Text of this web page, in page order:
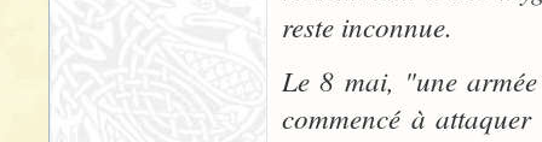
reste inconnue.
Le 8 mai, "une
commencé à